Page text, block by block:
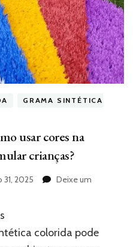
GRAMA SINTÉTICA
usar cores na
crianças?
31, 2025
Deixe um
colorida pode